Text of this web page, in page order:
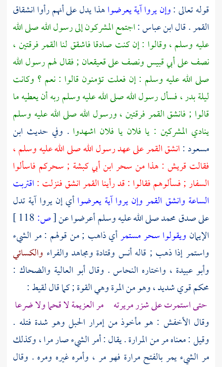
قوله تعالى :وإن يروا آية يعرضواهذا يدل على أنهم رأوا انشقاق
القمر . قالابن عباس:اجتمع المشركون إلى رسول الله صلى الله
عليه وسلم ، وقالوا : إن كنت صادقا فاشقق لنا القمر فرقتين ،
نصف علىأبي قبيسونصف علىقعيقعان; فقال لهم رسول الله
صلى الله عليه وسلم : إن فعلت تؤمنون قالوا : نعم ؟ وكانت
ليلة بدر ، فسأل رسول الله صلى الله عليه وسلم ربه أن يعطيه ما
قالوا ; فانشق القمر فرقتين ، ورسول الله صلى الله عليه وسلم
ينادي المشركين : يا فلان يا فلان اشهدوا . وفي حديث ابن
مسعود:انشق القمر على عهد رسول الله صلى الله عليه وسلم ،
فقالت قريش : هذا من سحر ابن أبي كبشة ; سحركم فاسألوا
السفار ; فسألوهم فقالوا : قد رأينا القمر انشق فنزلت :اقتربت
الساعة وانشق القمر وإن يروا آية يعرضواأي إن يروا آية تدل
على صدقمحمدصلى الله عليه وسلم أعرضوا عن[ص:
الإيمان ويقولوا سحر مستمرأي ذاهب ; من قولهم : مر الشيء
واستمر إذا ذهب ; قالهأنس وقتادة ومجاهدوالفراء والكسائي
وأبو عبيدة ، واختاره النحاس. وقالأبو العالية والضحاك :
محكم قوي شديد ، وهو من المرة وهي القوة ; كما قاللقيط:
حتى استمرت على شزر مريرته مر العزيمة لا قحما ولا ضرعا
وقال الأخفش : هو مأخوذ من إمرار الحبل وهو شدة فتله .
وقيل : معناه مر من المرارة . يقال : أمر الشيء صار مرا ، وكذلك
مر الشيء يمر بالفتح مرارة فهو مر ، وأمره غيره ومره . وقال